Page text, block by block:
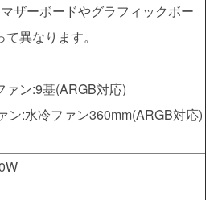
ザーボードやグラフィックボー
て異なります。
ァン:9基(ARGB対応)
ン:水冷ファン360mm(ARGB対応)